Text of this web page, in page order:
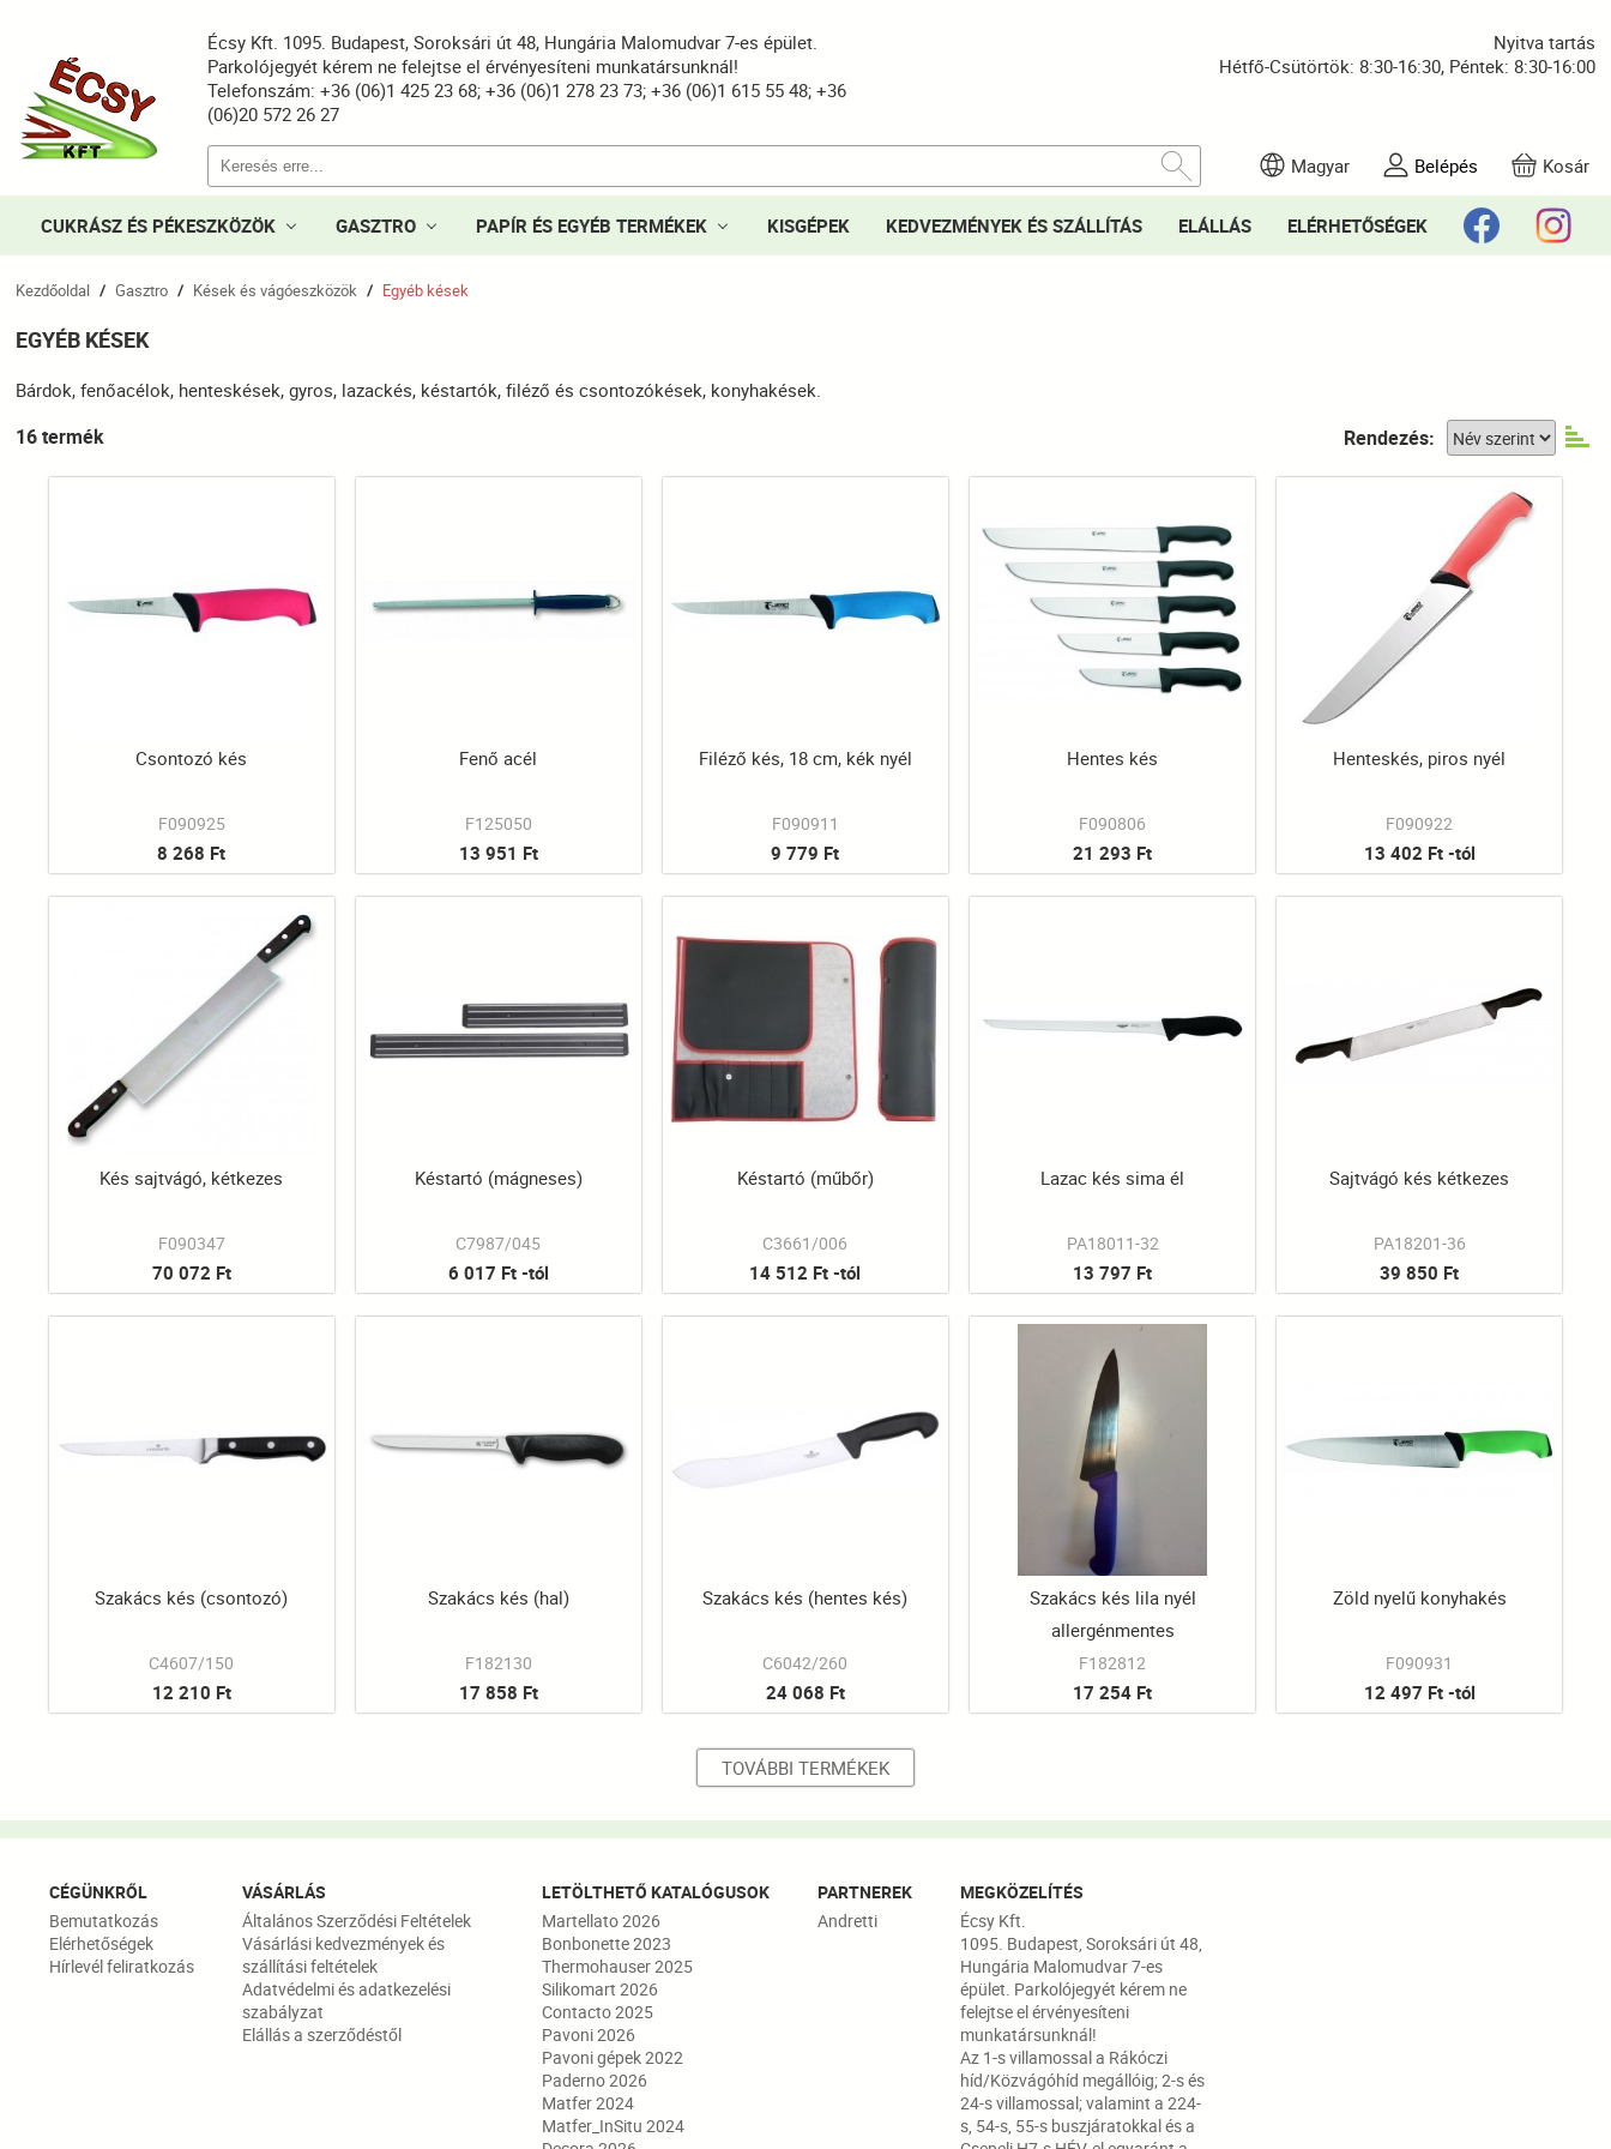
Écsy Kft. 1095. Budapest, Soroksári út 48, Hungária Malomudvar 7-es épület.
Parkolójegyét kérem ne felejtse el érvényesíteni munkatársunknál!
Telefonszám: +36 (06)1 425 23 68; +36 (06)1 278 23 73; +36 (06)1 615 55 48; +36
(06)20 572 26 27
Nyitva tartás
Hétfő-Csütörtök: 8:30-16:30, Péntek: 8:30-16:00
Magyar Belépés Kosár
CUKRÁSZ ÉS PÉKESZKÖZÖK GASZTRO PAPÍR ÉS EGYÉB TERMÉKEK KISGÉPEK KEDVEZMÉNYEK ÉS SZÁLLÍTÁS ELÁLLÁS ELÉRHETŐSÉGEK
Kezdőoldal / Gasztro / Kések és vágóeszközök / Egyéb kések
EGYÉB KÉSEK
Bárdok, fenőacélok, henteskések, gyros, lazackés, késtartók, filéző és csontozókések, konyhakések.
16 termék Rendezés:
Csontozó kés
F090925
8 268 Ft
Fenő acél
F125050
13 951 Ft
Filéző kés, 18 cm, kék nyél
F090911
9 779 Ft
Hentes kés
F090806
21 293 Ft
Henteskés, piros nyél
F090922
13 402 Ft -tól
Kés sajtvágó, kétkezes
F090347
70 072 Ft
Késtartó (mágneses)
C7987/045
6 017 Ft -tól
Késtartó (műbőr)
C3661/006
14 512 Ft -tól
Lazac kés sima él
PA18011-32
13 797 Ft
Sajtvágó kés kétkezes
PA18201-36
39 850 Ft
Szakács kés (csontozó)
C4607/150
12 210 Ft
Szakács kés (hal)
F182130
17 858 Ft
Szakács kés (hentes kés)
C6042/260
24 068 Ft
Szakács kés lila nyél
allergénmentes
F182812
17 254 Ft
Zöld nyelű konyhakés
F090931
12 497 Ft -tól
TOVÁBBI TERMÉKEK
CÉGÜNKRŐL
Bemutatkozás
Elérhetőségek
Hírlevél feliratkozás
VÁSÁRLÁS
Általános Szerződési Feltételek
Vásárlási kedvezmények és
szállítási feltételek
Adatvédelmi és adatkezelési
szabályzat
Elállás a szerződéstől
LETÖLTHETŐ KATALÓGUSOK
Martellato 2026
Bonbonette 2023
Thermohauser 2025
Silikomart 2026
Contacto 2025
Pavoni 2026
Pavoni gépek 2022
Paderno 2026
Matfer 2024
Matfer_InSitu 2024
PARTNEREK
Andretti
MEGKÖZELÍTÉS
Écsy Kft.
1095. Budapest, Soroksári út 48,
Hungária Malomudvar 7-es
épület. Parkolójegyét kérem ne
felejtse el érvényesíteni
munkatársunknál!
Az 1-s villamossal a Rákóczi
híd/Közvágóhíd megállóig; 2-s és
24-s villamossal; valamint a 224-
s, 54-s, 55-s buszjáratokkal és a